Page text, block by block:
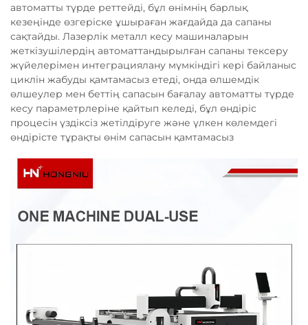
автоматты түрде реттейді, бұл өнімнің барлық
кезеңінде өзгеріске ұшыраған жағдайда да сапаны
сақтайды. Лазерлік металл кесу машиналарын
жеткізушілердің автоматтандырылған сапаны тексеру
жүйелерімен интеграциялану мүмкіндігі кері байланыс
циклін жабуды қамтамасыз етеді, онда өлшемдік
өлшеулер мен беттің сапасын бағалау автоматты түрде
кесу параметрлеріне қайтып келеді, бұл өндіріс
процесін үздіксіз жетілдіруге және үлкен көлемдегі
өндірісте тұрақты өнім сапасын қамтамасыз